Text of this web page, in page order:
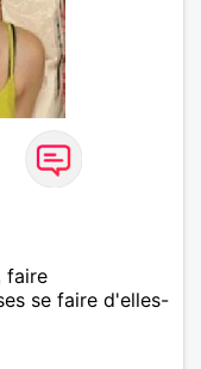
faire
se faire d'elles-